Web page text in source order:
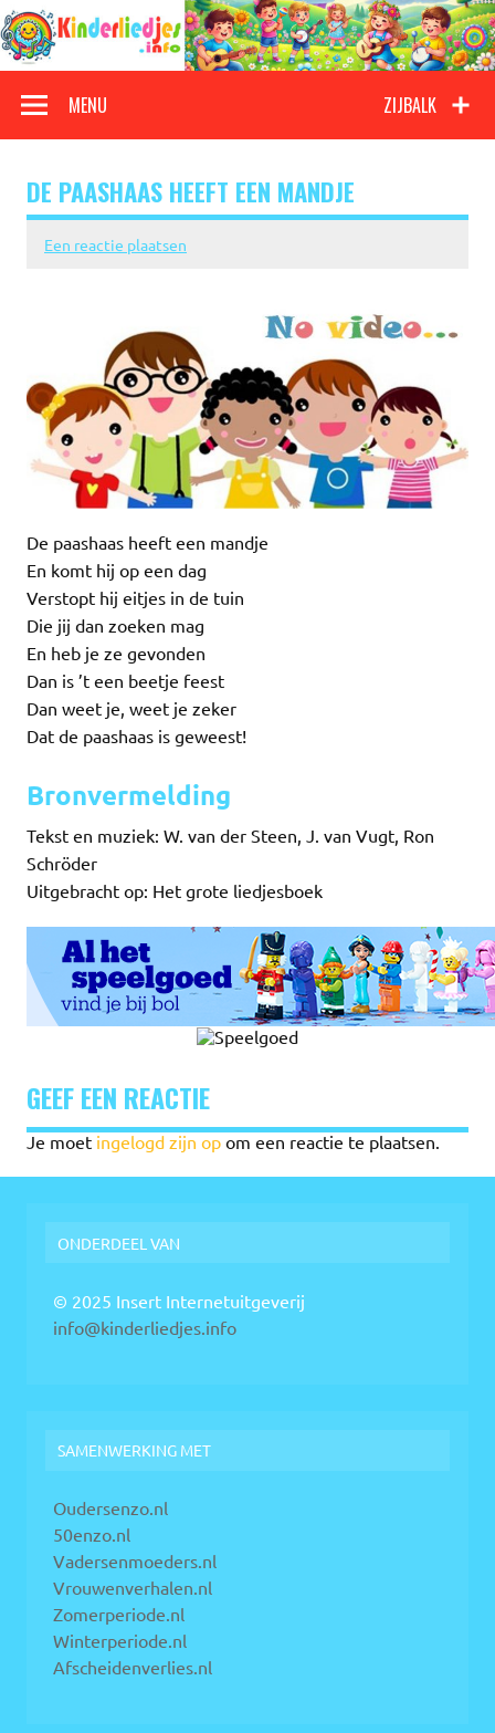
Doorgaan
naar
inhoud
Kinderliedjes
ZIJBALK
MENU
DE PAASHAAS HEEFT EEN MANDJE
Een reactie plaatsen
De paashaas heeft een mandje
En komt hij op een dag
Verstopt hij eitjes in de tuin
Die jij dan zoeken mag
En heb je ze gevonden
Dan is ’t een beetje feest
Dan weet je, weet je zeker
Dat de paashaas is geweest!
Bronvermelding
Tekst en muziek: W. van der Steen, J. van Vugt, Ron
Schröder
Uitgebracht op: Het grote liedjesboek
GEEF EEN REACTIE
Je moet ingelogd zijn op om een reactie te plaatsen.
ONDERDEEL VAN
© 2025 Insert Internetuitgeverij
info@kinderliedjes.info
SAMENWERKING MET
Oudersenzo.nl
50enzo.nl
Vadersenmoeders.nl
Vrouwenverhalen.nl
Zomerperiode.nl
Winterperiode.nl
Afscheidenverlies.nl